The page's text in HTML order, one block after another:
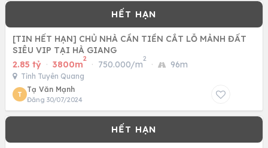
[TIN HẾT HẠN] CHỦ NHÀ CẦN TIỀN CẮT LỖ MẢNH ĐẤT
SIÊU VIP TẠI HÀ GIANG
2.85 tỷ · 3800m
2
· 750.000/m
2
· 96m
Tỉnh Tuyên Quang
T
Tạ Văn Mạnh
Đăng 30/07/2024